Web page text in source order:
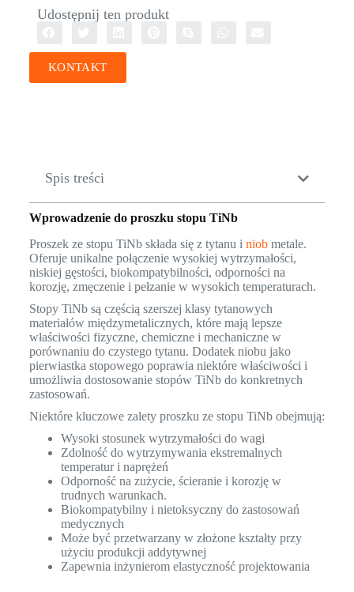
Udostępnij ten produkt
KONTAKT
Spis treści
Wprowadzenie do proszku stopu TiNb
Proszek ze stopu TiNb składa się z tytanu i niobmetale.
Oferuje unikalne połączenie wysokiej wytrzymałości,
niskiej gęstości, biokompatybilności, odporności na
korozję, zmęczenie i pełzanie w wysokich temperaturach.
Stopy TiNb są częścią szerszej klasy tytanowych
materiałów międzymetalicznych, które mają lepsze
właściwości fizyczne, chemiczne i mechaniczne w
porównaniu do czystego tytanu. Dodatek niobu jako
pierwiastka stopowego poprawia niektóre właściwości i
umożliwia dostosowanie stopów TiNb do konkretnych
zastosowań.
Niektóre kluczowe zalety proszku ze stopu TiNb obejmują:
Wysoki stosunek wytrzymałości do wagi
Zdolność do wytrzymywania ekstremalnych
temperatur i naprężeń
Odporność na zużycie, ścieranie i korozję w
trudnych warunkach.
Biokompatybilny i nietoksyczny do zastosowań
medycznych
Może być przetwarzany w złożone kształty przy
użyciu produkcji addytywnej
Zapewnia inżynierom elastyczność projektowania